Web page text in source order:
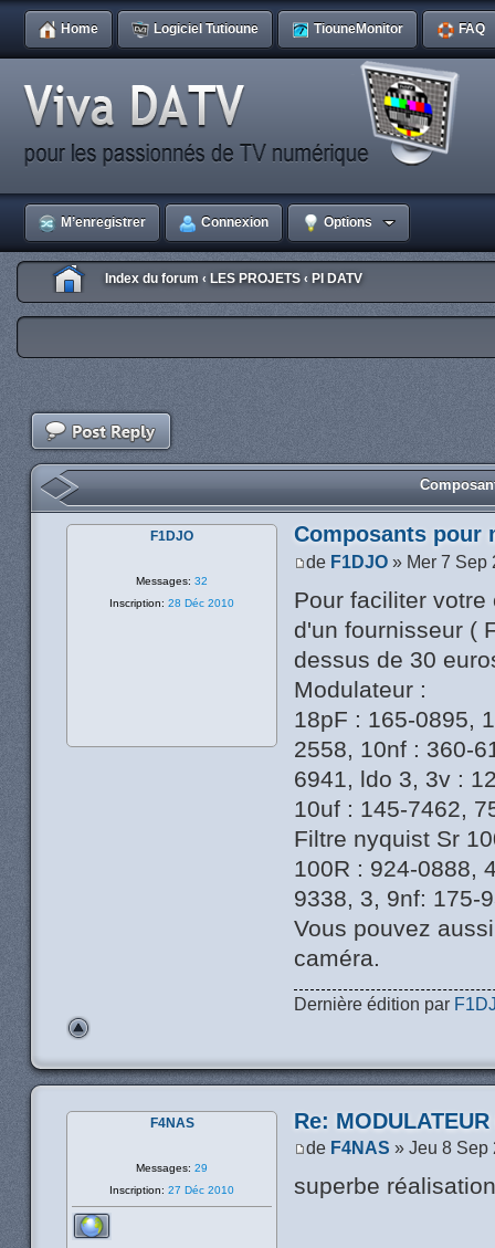
Home Logiciel Tutioune TiouneMonitor FAQ
M’enregistrer Connexion Options
Index du forum ‹ LES PROJETS ‹ PI DATV
Composants pour
de F1DJO » Mer 7 Sep
Pour faciliter
d'un fournisseur (
dessus de 30
Modulateur :
18pF : 165-0895,
2558, 10nf : 360-
6941, ldo 3, 3v :
10uf : 145-7462,
Filtre nyquist Sr
100R : 924-0888,
9338, 3, 9nf: 175-
Vous pouvez
caméra.
Dernière édition par
F1DJO
Messages: 32
Inscription: 28 Déc 2010
Re:
de F4NAS » Jeu 8 Sep
superbe
F4NAS
Messages: 29
Inscription: 27 Déc 2010